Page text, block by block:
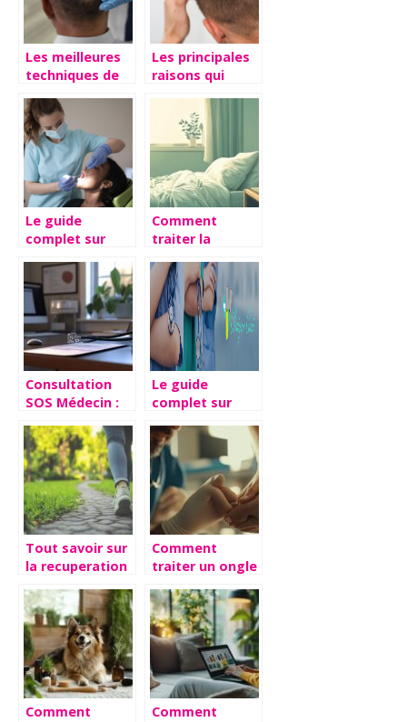
Les meilleures
techniques de
cheveux
expliquees
Les principales
raisons qui
faire une greffe
de cheveux
Le guide
complet sur
dentaire pour
enfants et
adultes
Comment
traiter la
sommeil : 5
méthodes
thérapeutiques
efficaces
Consultation
SOS Médecin :
modalités de
remboursement
expliqués
Le guide
complet sur
dentaire pour
enfants et
adultes
Tout savoir sur
la recuperation
infiltration du
genou
Comment
traiter un ongle
complet des
traitements
pharmaceutiques
recommandes
Comment
Comment